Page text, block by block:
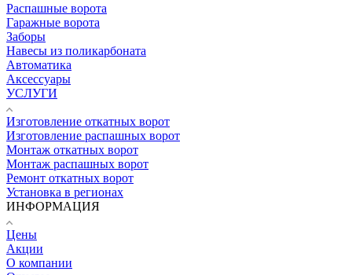
Распашные ворота
Гаражные ворота
Заборы
Навесы из поликарбоната
Автоматика
Аксессуары
УСЛУГИ
Изготовление откатных ворот
Изготовление распашных ворот
Монтаж откатных ворот
Монтаж распашных ворот
Ремонт откатных ворот
Установка в регионах
ИНФОРМАЦИЯ
Цены
Акции
О компании